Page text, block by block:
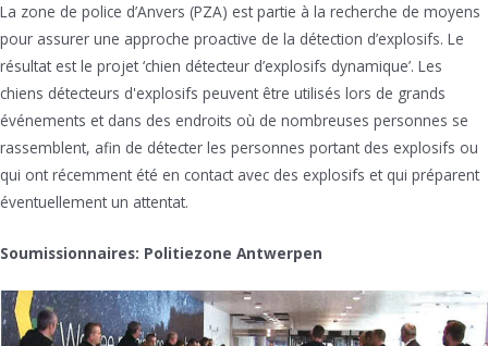
La zone de police d’Anvers (PZA) est partie à la recherche de moyens
pour assurer une approche proactive de la détection d’explosifs. Le
résultat est le projet ‘chien détecteur d’explosifs dynamique’. Les
chiens détecteurs d'explosifs peuvent être utilisés lors de grands
événements et dans des endroits où de nombreuses personnes se
rassemblent, afin de détecter les personnes portant des explosifs ou
qui ont récemment été en contact avec des explosifs et qui préparent
éventuellement un attentat.
Soumissionnaires: Politiezone Antwerpen